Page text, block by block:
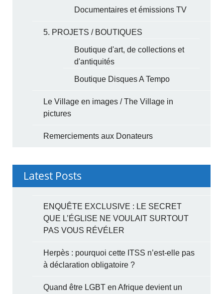
Documentaires et émissions TV
5. PROJETS / BOUTIQUES
Boutique d'art, de collections et
d'antiquités
Boutique Disques A Tempo
Le Village en images / The Village in
pictures
Remerciements aux Donateurs
Latest Posts
ENQUÊTE EXCLUSIVE : LE SECRET
QUE L’ÉGLISE NE VOULAIT SURTOUT
PAS VOUS RÉVÉLER
Herpès : pourquoi cette ITSS n’est-elle pas
à déclaration obligatoire ?
Quand être LGBT en Afrique devient un